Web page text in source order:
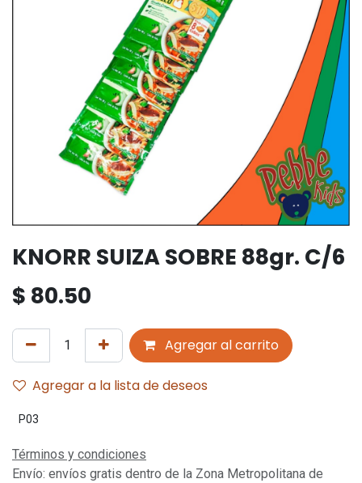
KNORR SUIZA SOBRE 88gr. C/6
$ 80.50
Agregar al carrito
Agregar a la lista de deseos
P03
Términos y condiciones
Envío: envíos gratis dentro de la Zona Metropolitana de